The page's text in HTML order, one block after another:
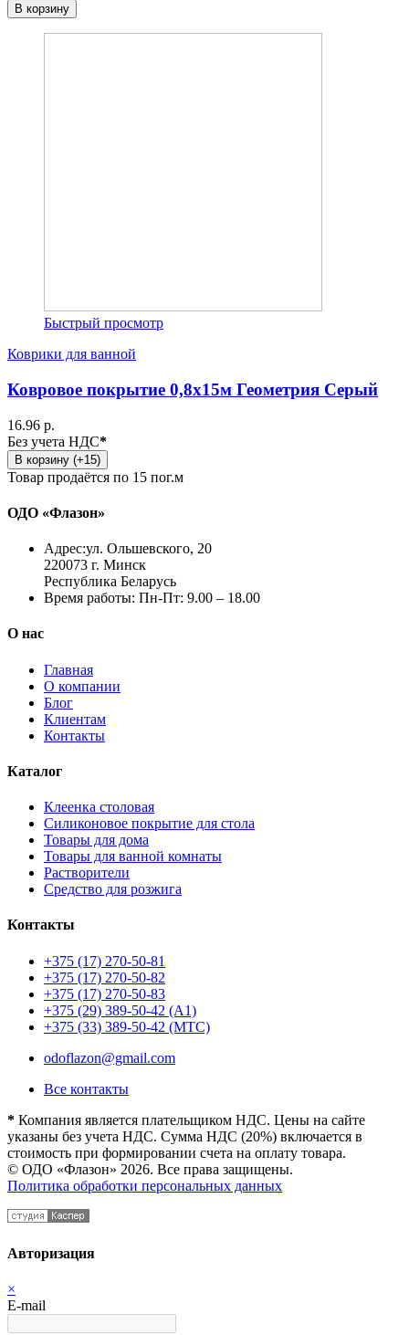
В корзину
Быстрый просмотр
Коврики для ванной
Ковровое покрытие 0,8х15м Геометрия Серый
16.96 р.
Без учета НДС*
В корзину (+15)
Товар продаётся по 15 пог.м
ОДО «Флазон»
Адрес:ул. Ольшевского, 20
220073 г. Минск
Республика Беларусь
Время работы: Пн-Пт: 9.00 – 18.00
О нас
Главная
О компании
Блог
Клиентам
Контакты
Каталог
Клеенка столовая
Силиконовое покрытие для стола
Товары для дома
Товары для ванной комнаты
Растворители
Средство для розжига
Контакты
+375 (17) 270-50-81
+375 (17) 270-50-82
+375 (17) 270-50-83
+375 (29) 389-50-42 (А1)
+375 (33) 389-50-42 (МТС)
odoflazon@gmail.com
Все контакты
* Компания является плательщиком НДС. Цены на сайте
указаны без учета НДС. Сумма НДС (20%) включается в
стоимость при формировании счета на оплату товара.
© ОДО «Флазон» 2026. Все права защищены.
Политика обработки персональных данных
Авторизация
×
E-mail